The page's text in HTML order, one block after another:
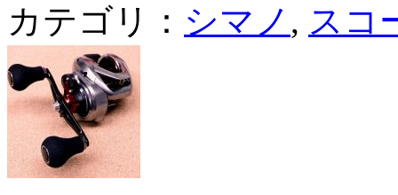
カテゴリ： シマノ , スコ